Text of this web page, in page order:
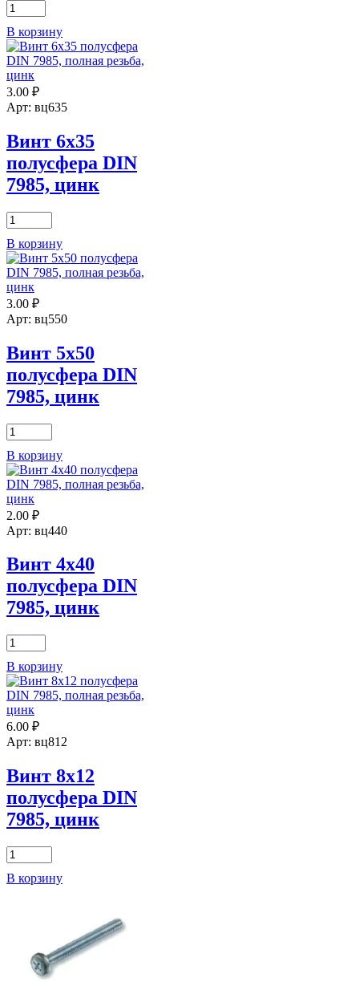
4
Шаг резьбы:
1,25
DIN:?
7985
Количество
товара
Винт
4х8
полусфера
DIN
7985,
цинк
В корзину
3.00 ₽
Арт: вц635
Винт 6х35
полусфера DIN
7985, цинк
Количество
товара
Винт
6х35
полусфера
DIN
7985,
цинк
В корзину
3.00 ₽
Арт: вц550
Винт 5х50
полусфера DIN
7985, цинк
Количество
товара
Винт
5х50
полусфера
DIN
7985,
цинк
В корзину
2.00 ₽
Арт: вц440
Винт 4х40
полусфера DIN
7985, цинк
Количество
товара
Винт
4х40
полусфера
DIN
7985,
цинк
В корзину
6.00 ₽
Арт: вц812
Винт 8х12
полусфера DIN
7985, цинк
Количество
товара
Винт
цинк
В корзину